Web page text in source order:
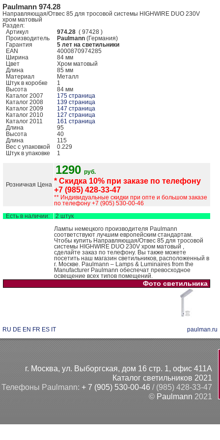
Paulmann 974.28
Направляющая/Отвес 85 для тросовой системы HIGHWIRE DUO 230V
хром матовый
Раздел:
Артикул
974.28 ( 97428 )
Производитель
Paulmann (Германия)
Гарантия
5 лет на светильники
EAN
4000870974285
Ширина
84 мм
Цвет
Хром матовый
Длина
85 мм
Mатериал
Металл
Штук в коробке
1
Высота
84 мм
Каталог 2007
175 страница
Каталог 2008
139 страница
Каталог 2009
147 страница
Каталог 2010
127 страница
Каталог 2011
161 страница
Длина
95
Высота
40
Длина
115
Вес с упаковкой
0.229
Штук в упаковке
1
Розничная Цена
1290 руб.
* Скидка 10% при заказе по телефону
+7 (985) 428-33-47
** Индивидуальные скидки при опте и большом заказе
по телефону +7 (905) 530-00-46
Есть в наличии: 2 штук
Лампы немецкого производителя Paulmann
соответствуют лучшим европейским стандартам.
Чтобы купить Направляющая/Отвес 85 для тросовой
системы HIGHWIRE DUO 230V хром матовый ,
сделайте заказ по телефону. Вы также можете
посетить наш магазин светильников, расположенный в
г. Москве. Paulmann – Lamps & Luminaires from the
Manufacturer Paulmann обеспечат превосходное
освещение всех типов помещений.
Фото светильника
RU DE EN FR ES IT paulman.ru
г. Москва, ул. Выборгская, дом 16 стр. 1, офис 411А
Каталог светильников 2021
Телефоны Paulmann: + 7 (905) 530-00-46 / (985) 428-33-47
© Paulmann 2021